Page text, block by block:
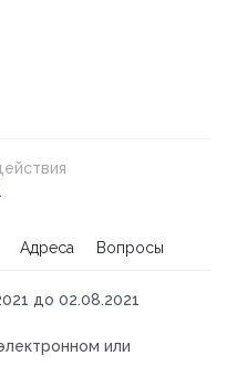
Адреса Вопросы
до 02.08.2021
или